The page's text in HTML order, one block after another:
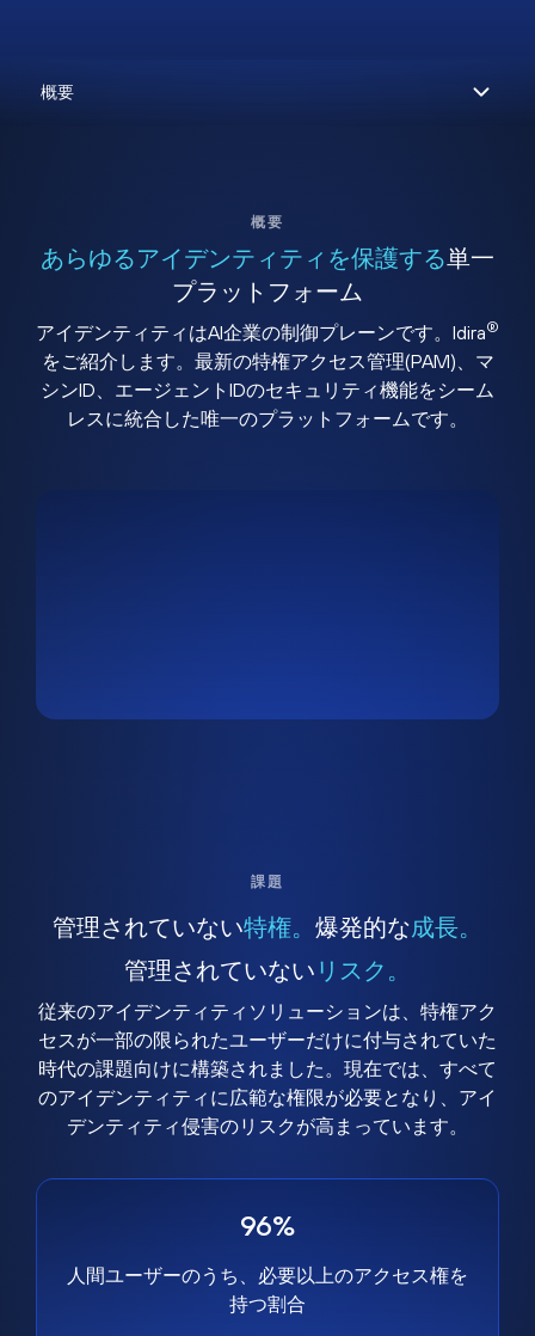
概要
あらゆるアイデンティティを保護する単一
プラットフォーム
アイデンティティはAI企業の制御プレーンです。Idira®
をご紹介します。最新の特権アクセス管理(PAM)、マ
シンID、エージェントIDのセキュリティ機能をシーム
レスに統合した唯一のプラットフォームです。
課題
管理されていない特権。 爆発的な成長。
管理されていない リスク。
従来のアイデンティティソリューションは、特権アク
セスが一部の限られたユーザーだけに付与されていた
時代の課題向けに構築されました。現在では、すべて
のアイデンティティに広範な権限が必要となり、アイ
デンティティ侵害のリスクが高まっています。
96%
人間ユーザーのうち、必要以上のアクセス権を
持つ割合